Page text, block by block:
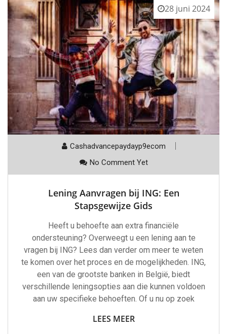
28 juni 2024
Cashadvancepaydayp9ecom
No Comment Yet
Lening Aanvragen bij ING: Een
Stapsgewijze Gids
Heeft u behoefte aan extra financiële
ondersteuning? Overweegt u een lening aan te
vragen bij ING? Lees dan verder om meer te weten
te komen over het proces en de mogelijkheden. ING,
een van de grootste banken in België, biedt
verschillende leningsopties aan die kunnen voldoen
aan uw specifieke behoeften. Of u nu op zoek
LEES MEER